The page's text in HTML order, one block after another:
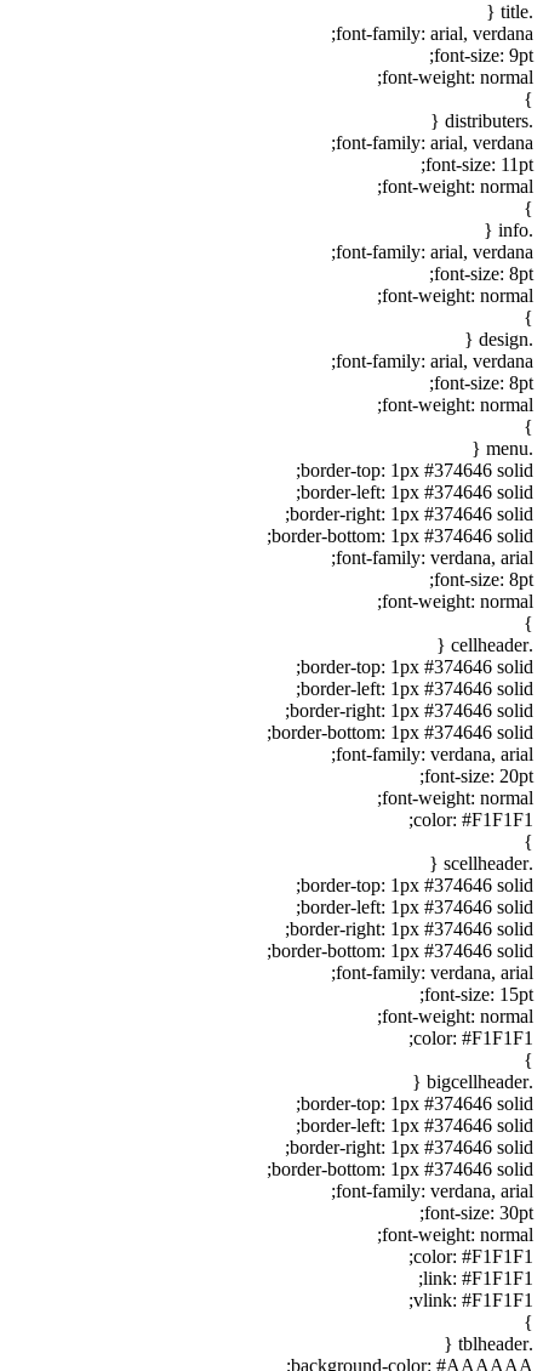
.title {
font-family: arial, verdana;
font-size: 9pt;
font-weight: normal;
}
.distributers {
font-family: arial, verdana;
font-size: 11pt;
font-weight: normal;
}
.info {
font-family: arial, verdana;
font-size: 8pt;
font-weight: normal;
}
.design {
font-family: arial, verdana;
font-size: 8pt;
font-weight: normal;
}
.menu {
border-top: 1px #374646 solid;
border-left: 1px #374646 solid;
border-right: 1px #374646 solid;
border-bottom: 1px #374646 solid;
font-family: verdana, arial;
font-size: 8pt;
font-weight: normal;
}
.cellheader {
border-top: 1px #374646 solid;
border-left: 1px #374646 solid;
border-right: 1px #374646 solid;
border-bottom: 1px #374646 solid;
font-family: verdana, arial;
font-size: 20pt;
font-weight: normal;
color: #F1F1F1;
}
.scellheader {
border-top: 1px #374646 solid;
border-left: 1px #374646 solid;
border-right: 1px #374646 solid;
border-bottom: 1px #374646 solid;
font-family: verdana, arial;
font-size: 15pt;
font-weight: normal;
color: #F1F1F1;
}
.bigcellheader {
border-top: 1px #374646 solid;
border-left: 1px #374646 solid;
border-right: 1px #374646 solid;
border-bottom: 1px #374646 solid;
font-family: verdana, arial;
font-size: 30pt;
font-weight: normal;
color: #F1F1F1;
link: #F1F1F1;
vlink: #F1F1F1;
}
.tblheader {
background-color: #AAAAAA;